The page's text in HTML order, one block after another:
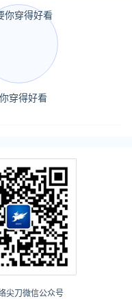
穿得好看
尖刀微信公众号